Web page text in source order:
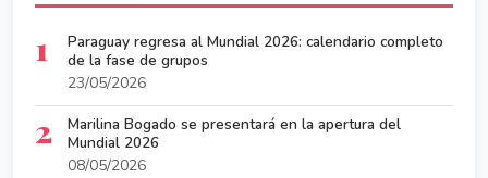
1
Paraguay regresa al Mundial 2026: calendario completo
de la fase de grupos
23/05/2026
2
Marilina Bogado se presentará en la apertura del
Mundial 2026
08/05/2026